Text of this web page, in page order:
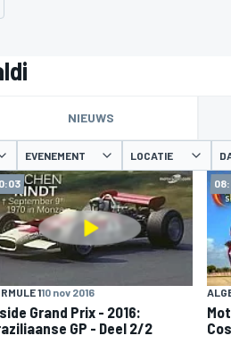
NIEUWS
EVENEMENT LOCATIE
110 nov 2016
Grand Prix - 2016:
GP - Deel 2/2